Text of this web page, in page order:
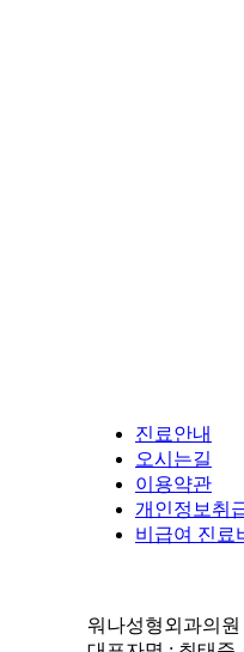
진료안내
오시는길
이용약관
개인정보취
비급여 진료
워나성형외과의원